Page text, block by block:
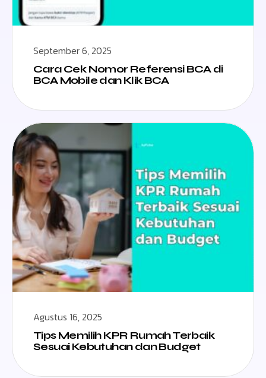
September 6, 2025
Cara Cek Nomor Referensi BCA di
BCA Mobile dan Klik BCA
Agustus 16, 2025
Tips Memilih KPR Rumah Terbaik
Sesuai Kebutuhan dan Budget